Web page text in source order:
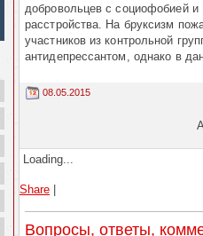
добровольцев с социофобией и
расстройства. На бруксизм
участников из контрольной
антидепрессантом, однако в
08.05.2015
Loading...
Share
Вопросы, ответы,